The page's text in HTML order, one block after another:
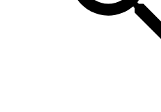
第二版